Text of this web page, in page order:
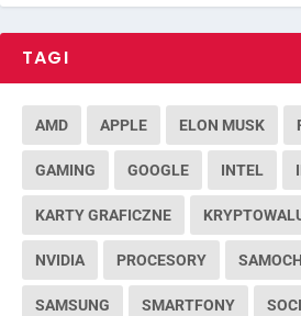
TAGI
AMD APPLE ELON MUSK
GAMING GOOGLE INTEL
KARTY GRAFICZNE
NVIDIA PROCESORY
SAMSUNG SMARTFONY